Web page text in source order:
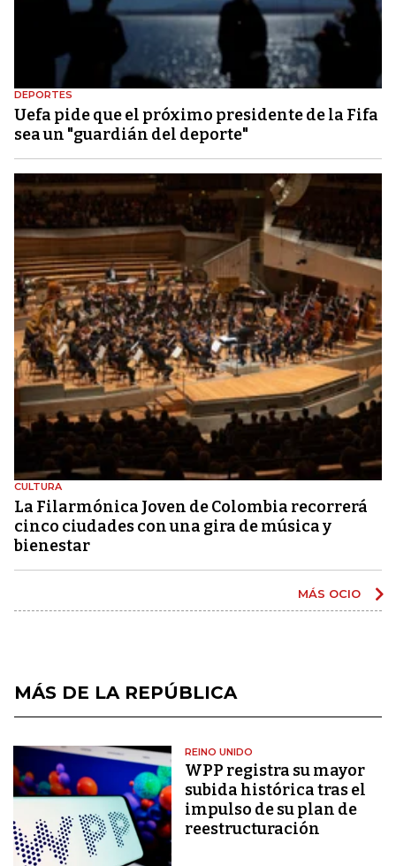
DEPORTES
Uefa pide que el próximo presidente de la Fifa
sea un "guardián del deporte"
CULTURA
La Filarmónica Joven de Colombia recorrerá
cinco ciudades con una gira de música y
bienestar
MÁS OCIO
MÁS DE LA REPÚBLICA
REINO UNIDO
WPP registra su mayor
subida histórica tras el
impulso de su plan de
reestructuración